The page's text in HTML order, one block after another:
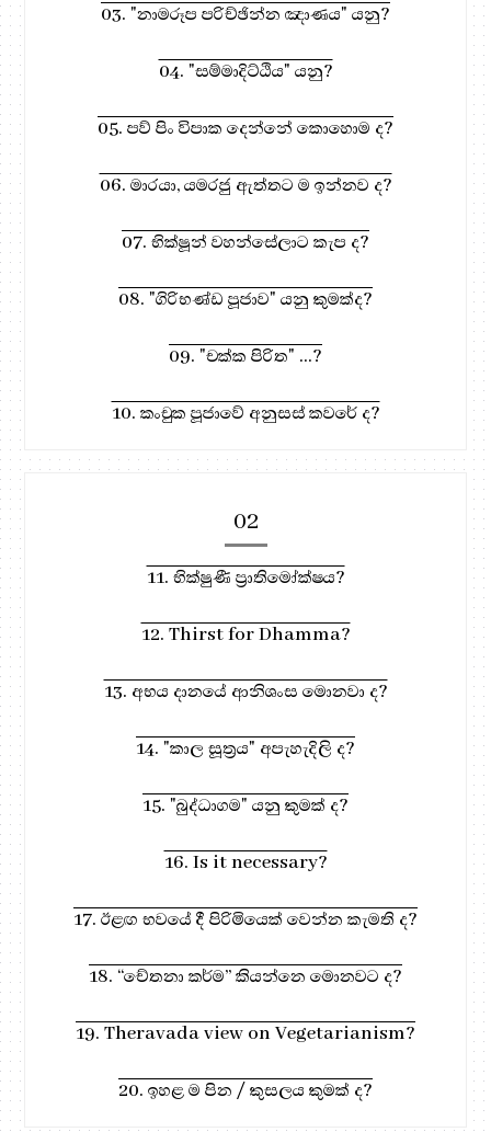
03. "නාමරූප පරිච්ඡින්න ඤාණය" යනු?
04. "සම්මාදිට්ඨිය" යනු?
05. පව් පිං විපාක දෙන්නේ කොහොම ද?
06. මාරයා, යමරජු ඇත්තට ම ඉන්නව ද?
07. භික්ෂූන් වහන්සේලාට කැප ද?
08. "ගිරිභණ්ඩ පූජාව" යනු කුමක්ද?
09. "චක්ක පිරිත" ...?
10. කංචුක පූජාවේ අනුසස් කවරේ ද?
02
11. භික්ෂුණී ප්‍රාතිමෝක්ෂය?
12. Thirst for Dhamma?
13. අභය දානයේ ආනිශංස මොනවා ද?
14. "කාල සූත්‍රය" අපැහැදිලි ද?
15. "බුද්ධාගම" යනු කුමක් ද?
16. Is it necessary?
17. ඊළඟ භවයේ දී පිරිමියෙක් වෙන්න කැමති ද?
18. “චේතනා කර්ම” කියන්නෙ මොනවට ද?
19. Theravada view on Vegetarianism?
20. ඉහළ ම පින / කුසලය කුමක් ද?